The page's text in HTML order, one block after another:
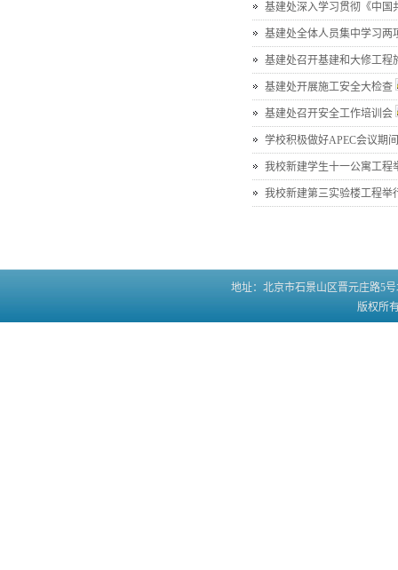
基建处深入学习贯彻《中
基建处全体人员集中学习两
基建处召开基建和大修工程
基建处开展施工安全大检查
基建处召开安全工作培训会
学校积极做好APEC会议期
我校新建学生十一公寓工
我校新建第三实验楼工程举
地址：北京市石景山区晋元庄路5
版权所